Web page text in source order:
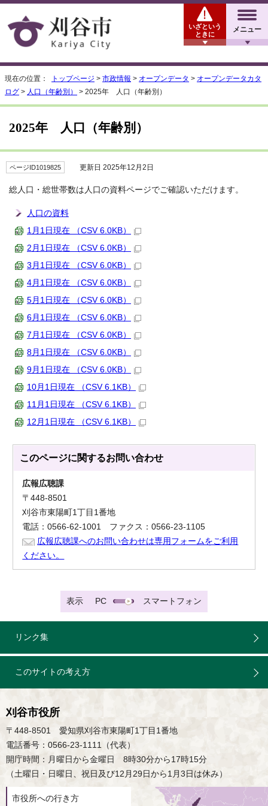
メニュー
いざという
ときに
現在の位置： トップページ > 市政情報 > オープンデータ > オープンデータカタ
ログ > 人口（年齢別） > 2025年 人口（年齢別）
2025年 人口（年齢別）
ページID1019825 更新日 2025年12月2日
総人口・総世帯数は人口の資料ページでご確認いただけます。
人口の資料
1月1日現在 （CSV 6.0KB）
2月1日現在 （CSV 6.0KB）
3月1日現在 （CSV 6.0KB）
4月1日現在 （CSV 6.0KB）
5月1日現在 （CSV 6.0KB）
6月1日現在 （CSV 6.0KB）
7月1日現在 （CSV 6.0KB）
8月1日現在 （CSV 6.0KB）
9月1日現在 （CSV 6.0KB）
10月1日現在 （CSV 6.1KB）
11月1日現在 （CSV 6.1KB）
12月1日現在 （CSV 6.1KB）
このページに関するお問い合わせ
広報広聴課
〒448-8501
刈谷市東陽町1丁目1番地
電話：0566-62-1001 ファクス：0566-23-1105
広報広聴課へのお問い合わせは専用フォームをご利用
ください。
表示 PC スマートフォン
リンク集
このサイトの考え方
刈谷市役所
〒448-8501 愛知県刈谷市東陽町1丁目1番地
電話番号：0566-23-1111（代表）
開庁時間：月曜日から金曜日 8時30分から17時15分
（土曜日・日曜日、祝日及び12月29日から1月3日は休み）
市役所への行き方